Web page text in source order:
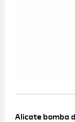
Alicate bomba